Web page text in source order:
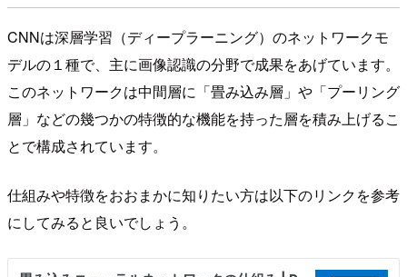
CNNは深層学習（ディープラーニング）のネットワークモ
デルの１種で、主に画像認識の分野で成果をあげています。
このネットワークは中間層に「畳み込み層」や「プーリング
層」などの幾つかの特徴的な機能を持った層を積み上げるこ
とで構成されています。
仕組みや特徴をおおまかに知りたい方は以下のリンクを参考
にしてみると良いでしょう。